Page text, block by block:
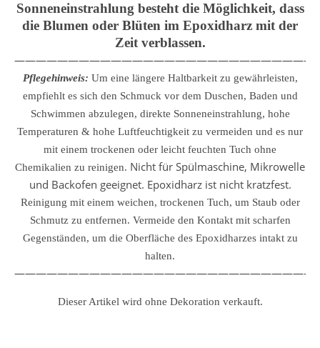
Sonneneinstrahlung besteht die Möglichkeit, dass
die Blumen oder Blüten im Epoxidharz mit der
Zeit verblassen.
Pflegehinweis: Um eine längere Haltbarkeit zu gewährleisten,
empfiehlt es sich den Schmuck vor dem Duschen, Baden und
Schwimmen abzulegen, direkte Sonneneinstrahlung, hohe
Temperaturen & hohe Luftfeuchtigkeit zu vermeiden und es nur
mit einem trockenen oder leicht feuchten Tuch ohne
Chemikalien zu reinigen. Nicht für Spülmaschine, Mikrowelle
und Backofen geeignet. Epoxidharz ist nicht kratzfest.
Reinigung mit einem weichen, trockenen Tuch, um Staub oder
Schmutz zu entfernen. Vermeide den Kontakt mit scharfen
Gegenständen, um die Oberfläche des Epoxidharzes intakt zu
halten.
Dieser Artikel wird ohne Dekoration verkauft.